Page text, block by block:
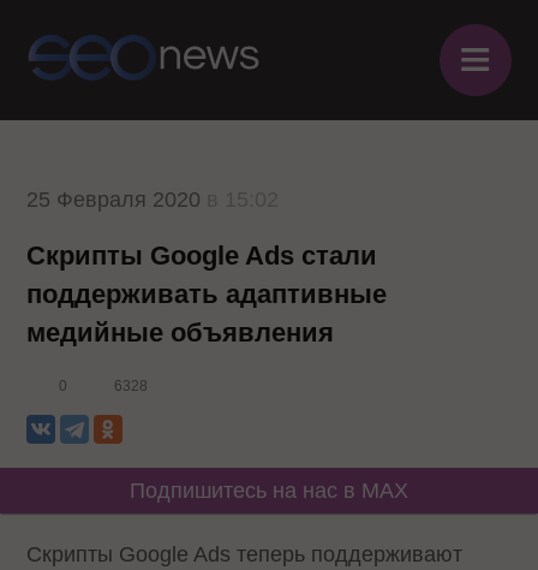
≡
25 Февраля 2020
Скрипты Google Ads стали
поддерживать адаптивные
медийные объявления
0 6328
Подпишитесь на нас в MAX
Скрипты Google Ads теперь поддерживают